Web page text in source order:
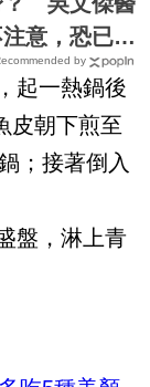
意，恐已是
by
起一熱鍋後
皮朝下煎至
；接著倒入
盤，淋上青